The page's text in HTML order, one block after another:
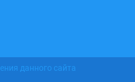
данного сайта